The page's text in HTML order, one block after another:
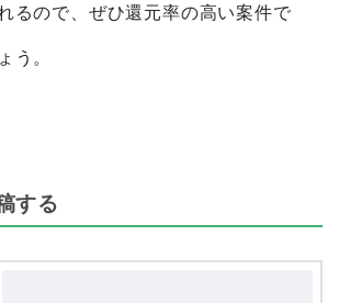
るので、ぜひ還元率の高い案件で
う。
する